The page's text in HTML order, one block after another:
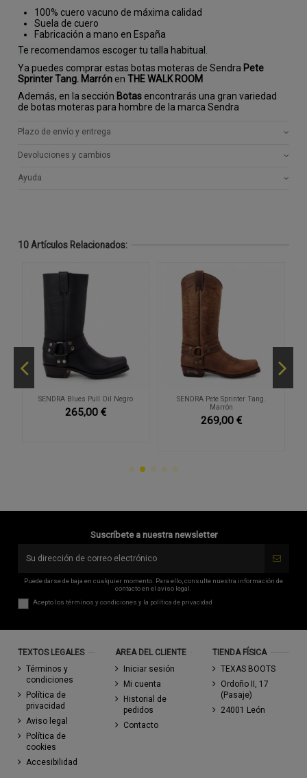
100% cuero vacuno de máxima calidad
Suela de cuero
Fabricación a mano en España
Te recomendamos escoger tu talla habitual.
Ya puedes comprar estas botas moteras de Sendra Pete
Sprinter Tang. Marrón enTHE WALK ROOM
Además, en la sección Botas encontrarás una gran variedad
de botas moteras para hombre de la marca Sendra
Plazo de envío y entrega
Devoluciones y cambios
Ayuda
10 Artículos Relacionados:
SENDRA Blues Pull Oil Negro
265,00 €
SENDRA Pete Sprinter Tang.
Marrón
269,00 €
Suscríbete a nuestra newsletter
Puede darse de baja en cualquier momento. Para ello, consulte nuestra información de
contacto en el aviso legal.
Acepto lostérminos y condiciones y la política de privacidad
TEXTOS LEGALES
Términos y
condiciones
Política de
privacidad
Aviso legal
Política de
cookies
Accesibilidad
AREA DEL CLIENTE
Iniciar sesión
Mi cuenta
Historial de
pedidos
Contacto
TIENDA FÍSICA
TEXAS BOOTS
Ordoño II, 17
(Pasaje)
24001 León